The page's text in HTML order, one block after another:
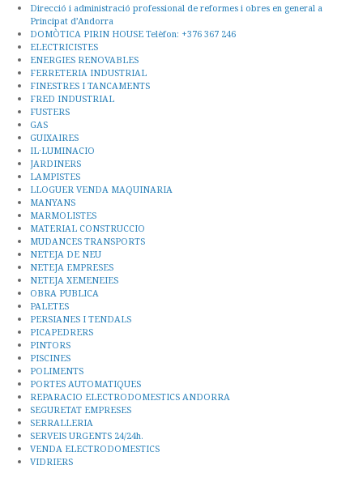
Direcció i administració professional de reformes i obres en general a
Principat d’Andorra
DOMÒTICA PIRIN HOUSE Telèfon: +376 367 246
ELECTRICISTES
ENERGIES RENOVABLES
FERRETERIA INDUSTRIAL
FINESTRES I TANCAMENTS
FRED INDUSTRIAL
FUSTERS
GAS
GUIXAIRES
IL·LUMINACIO
JARDINERS
LAMPISTES
LLOGUER VENDA MAQUINARIA
MANYANS
MARMOLISTES
MATERIAL CONSTRUCCIO
MUDANCES TRANSPORTS
NETEJA DE NEU
NETEJA EMPRESES
NETEJA XEMENEIES
OBRA PUBLICA
PALETES
PERSIANES I TENDALS
PICAPEDRERS
PINTORS
PISCINES
POLIMENTS
PORTES AUTOMATIQUES
REPARACIO ELECTRODOMESTICS ANDORRA
SEGURETAT EMPRESES
SERRALLERIA
SERVEIS URGENTS 24/24h.
VENDA ELECTRODOMESTICS
VIDRIERS